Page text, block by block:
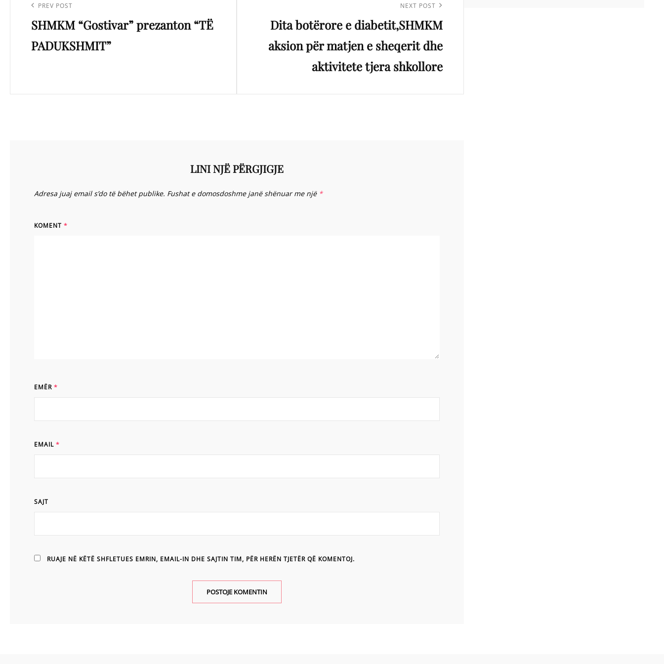
postimet
Previous
Post
PREV POST
SHMKM “Gostivar” prezanton “TË
PADUKSHMIT”
Post
NEXT POST
Dita botërore e diabetit,SHMKM
aksion për matjen e sheqerit dhe
aktivitete tjera shkollore
LINI NJË PËRGJIGJE
Adresa juaj email s’do të bëhet publike. Fushat e domosdoshme janë shënuar me një *
KOMENT *
EMËR *
EMAIL *
SAJT
RUAJE NË KËTË SHFLETUES EMRIN, EMAIL-IN DHE SAJTIN TIM, PËR HERËN TJETËR QË KOMENTOJ.